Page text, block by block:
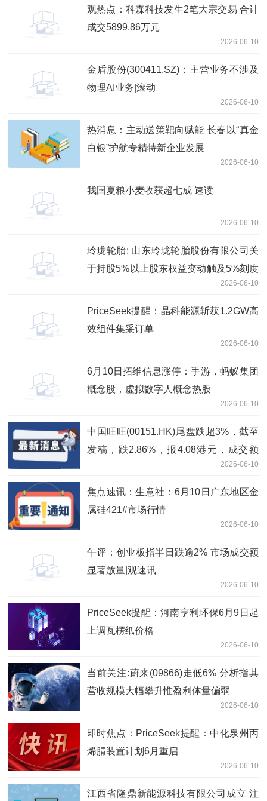
观热点：科森科技发生2笔大宗交易 合计
成交5899.86万元
2026-06-10
金盾股份(300411.SZ)：主营业务不涉及
物理AI业务|滚动
2026-06-10
热消息：主动送策靶向赋能 长春以“真金
白银”护航专精特新企业发展
2026-06-10
我国夏粮小麦收获超七成 速读
2026-06-10
玲珑轮胎: 山东玲珑轮胎股份有限公司关
于持股5%以上股东权益变动触及5%刻度
2026-06-10
PriceSeek提醒：晶科能源斩获1.2GW高
效组件集采订单
2026-06-10
6月10日拓维信息涨停：手游，蚂蚁集团
概念股，虚拟数字人概念热股
2026-06-10
中国旺旺(00151.HK)尾盘跌超3%，截至
发稿，跌2.86%，报4.08港元，成交额
2026-06-10
焦点速讯：生意社：6月10日广东地区金
属硅421#市场行情
2026-06-10
午评：创业板指半日跌逾2% 市场成交额
显著放量|观速讯
2026-06-10
PriceSeek提醒：河南亨利环保6月9日起
上调瓦楞纸价格
2026-06-10
当前关注:蔚来(09866)走低6% 分析指其
营收规模大幅攀升惟盈利体量偏弱
2026-06-10
即时焦点：PriceSeek提醒：中化泉州丙
烯腈装置计划6月重启
2026-06-10
江西省隆鼎新能源科技有限公司成立 注